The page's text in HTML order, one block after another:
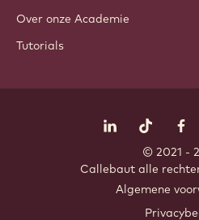
Over onze Academie
Tutorials
LinkedIn Opens
TikTok
© 2021 -
Callebaut. alle
Algemene